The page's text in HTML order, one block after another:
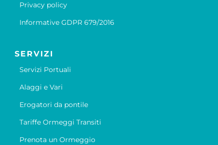
Privacy policy
Informative GDPR 679/2016
SERVIZI
Servizi Portuali
Alaggi e Vari
Erogatori da pontile
Tariffe Ormeggi Transiti
Prenota un Ormeggio